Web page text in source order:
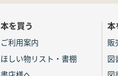
本を買う
ご利用案内
ほしい物リスト・書棚
本
販
図